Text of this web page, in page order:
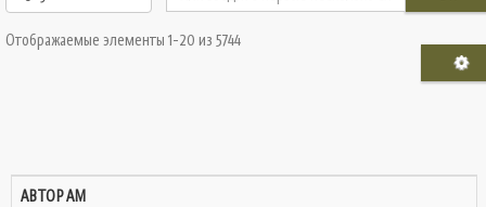
Отображаемые элементы 1-20 из 5744
АВТОРАМ